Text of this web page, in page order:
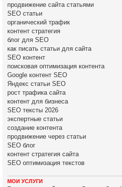
продвижение сайта статьями
SEO статьи
органический трафик
контент стратегия
блог для SEO
как писать статьи для сайта
SEO контент
поисковая оптимизация контента
Google контент SEO
Яндекс статьи SEO
рост трафика сайта
контент для бизнеса
SEO тексты 2026
экспертные статьи
создание контента
продвижение через статьи
SEO блог
контент стратегия сайта
SEO оптимизация текстов
МОИ УСЛУГИ